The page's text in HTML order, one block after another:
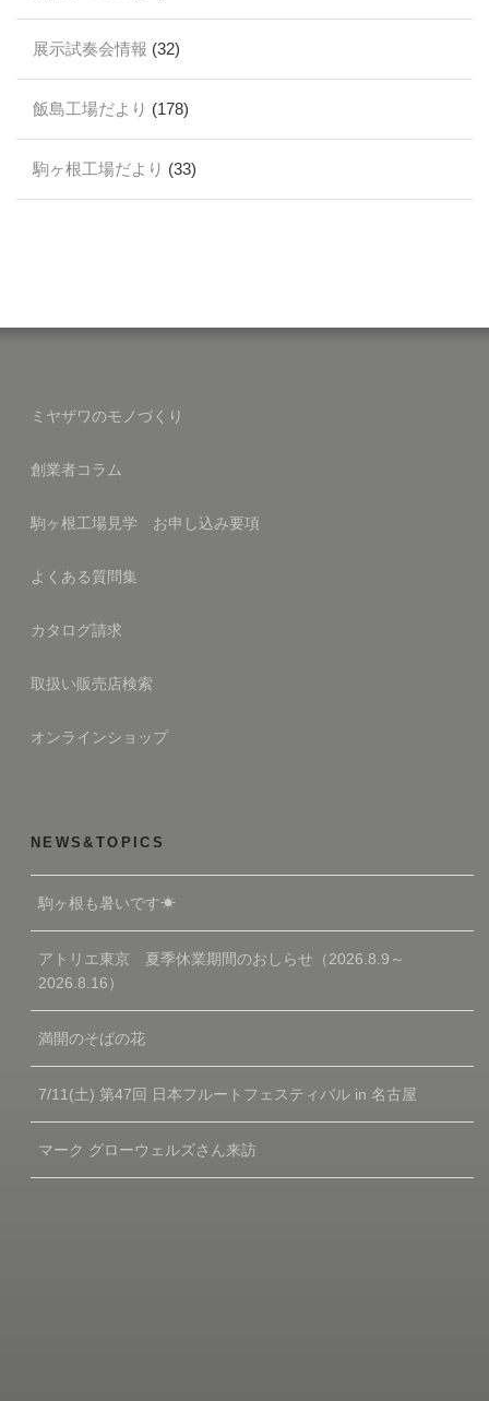
展示試奏会情報 (32)
飯島工場だより (178)
駒ヶ根工場だより (33)
ミヤザワのモノづくり
創業者コラム
駒ヶ根工場見学 お申し込み要項
よくある質問集
カタログ請求
取扱い販売店検索
オンラインショップ
NEWS&TOPICS
駒ヶ根も暑いです☀
アトリエ東京 夏季休業期間のおしらせ（2026.8.9～
2026.8.16）
満開のそばの花
7/11(土) 第47回 日本フルートフェスティバル in 名古屋
マーク グローウェルズさん来訪